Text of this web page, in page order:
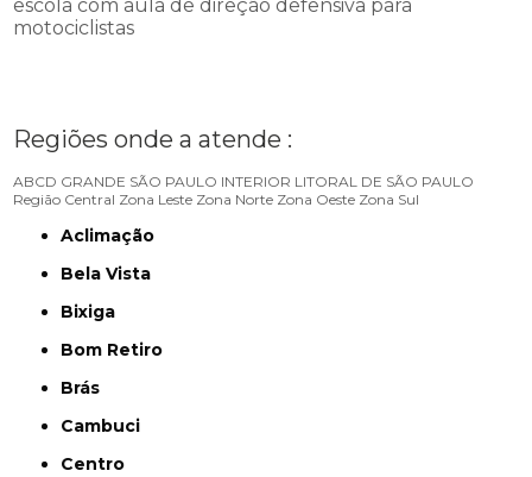
escola com aula de direção defensiva para
motociclistas
Regiões onde a atende :
ABCD GRANDE SÃO PAULO INTERIOR LITORAL DE SÃO PAULO
Região Central Zona Leste Zona Norte Zona Oeste Zona Sul
Aclimação
Bela Vista
Bixiga
Bom Retiro
Brás
Cambuci
Centro